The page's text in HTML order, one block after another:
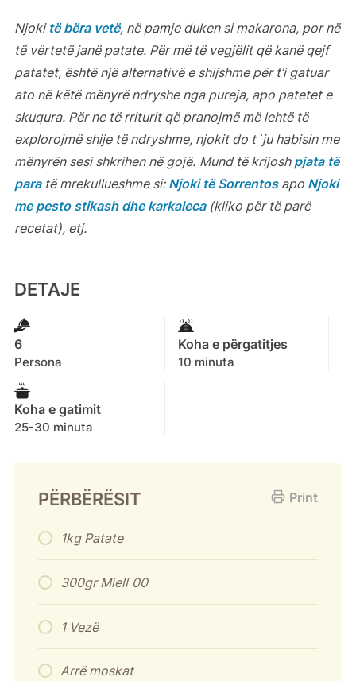
Njoki të bëra vetë, në pamje duken si makarona, por në
të vërtetë janë patate. Për më të vegjëlit që kanë qejf
patatet, është një alternativë e shijshme për t’i gatuar
ato në këtë mënyrë ndryshe nga pureja, apo patetet e
skuqura. Për ne të rriturit që pranojmë më lehtë të
explorojmë shije të ndryshme, njokit do t`ju habisin me
mënyrën sesi shkrihen në gojë. Mund të krijosh pjata të
paratë mrekullueshme si: Njoki të Sorrentosapo Njoki
me pesto stikash dhe karkaleca(kliko për të parë
recetat), etj.
DETAJE
6
Persona
Koha e përgatitjes
10 minuta
Koha e gatimit
25-30 minuta
Print
PËRBËRËSIT
1kg Patate
300gr Miell 00
1 Vezë
Arrë moskat